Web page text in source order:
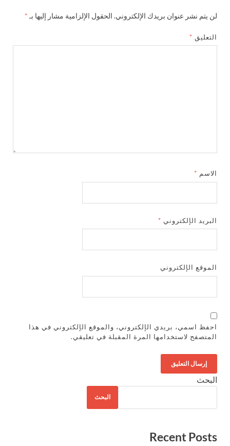
لن يتم نشر عنوان بريدك الإلكتروني. الحقول الإلزامية مشار إليها بـ *
التعليق *
الاسم *
البريد الإلكتروني *
الموقع الإلكتروني
احفظ اسمي، بريدي الإلكتروني، والموقع الإلكتروني في هذا
المتصفح لاستخدامها المرة المقبلة في تعليقي.
البحث
البحث
Recent Posts